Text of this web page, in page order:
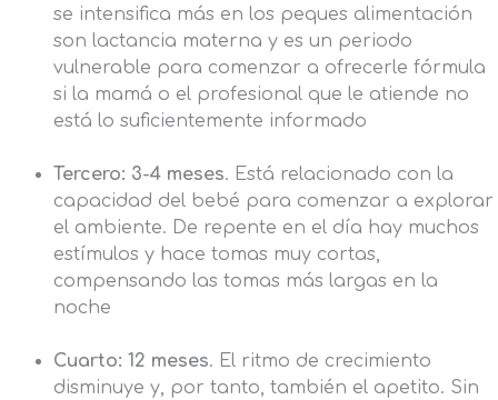
se intensifica más en los peques alimentación
son lactancia materna y es un periodo
vulnerable para comenzar a ofrecerle fórmula
si la mamá o el profesional que le atiende no
está lo suficientemente informado
Tercero: 3-4 meses. Está relacionado con la
capacidad del bebé para comenzar a explorar
el ambiente. De repente en el día hay muchos
estímulos y hace tomas muy cortas,
compensando las tomas más largas en la
noche
Cuarto: 12 meses. El ritmo de crecimiento
disminuye y, por tanto, también el apetito. Sin